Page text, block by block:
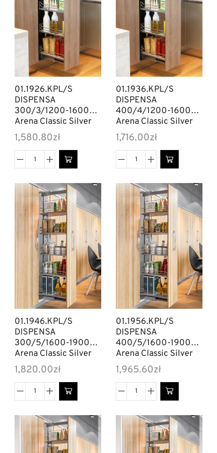
01.1926.KPL/S
DISPENSA
300/3/1200-1600
Arena Classic Silver
1,580.80zł
01.1936.KPL/S
DISPENSA
400/4/1200-1600
Arena Classic Silver
1,716.00zł
01.1946.KPL/S
DISPENSA
300/5/1600-1900
Arena Classic Silver
1,820.00zł
01.1956.KPL/S
DISPENSA
400/5/1600-1900
Arena Classic Silver
1,965.60zł